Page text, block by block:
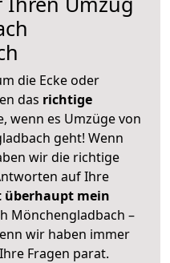
die Ecke oder
das richtige
wenn es Umzüge von
geht! Wenn
wir die richtige
auf Ihre
überhaupt mein
Mönchengladbach –
wir haben immer
Fragen parat.